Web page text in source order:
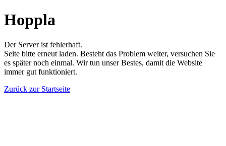
Hoppla
Der Server ist fehlerhaft.
Seite bitte erneut laden. Besteht das Problem weiter, versuchen Sie
es später noch einmal. Wir tun unser Bestes, damit die Website
immer gut funktioniert.
Zurück zur Startseite